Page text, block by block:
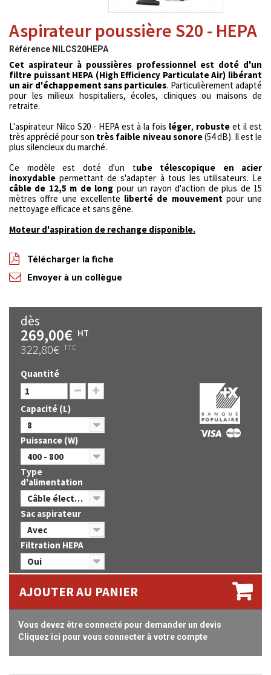
Aspirateur poussière S20 - HEPA
Référence NILCS20HEPA
Cet aspirateur à poussières professionnel est doté d'un
filtre puissant HEPA (High Efficiency Particulate Air) libérant
un air d'échappement sans particules. Particulièrement adapté
pour les milieux hospitaliers, écoles, cliniques ou maisons de
retraite.
L'aspirateur Nilco S20 - HEPA est à la fois léger, robuste et il est
très apprécié pour son très faible niveau sonore(54 dB). Il est le
plus silencieux du marché.
Ce modèle est doté d'un tube télescopique en acier
inoxydable permettant de s'adapter à tous les utilisateurs. Le
câble de 12,5 m de long pour un rayon d'action de plus de 15
mètres offre une excellente liberté de mouvementpour une
nettoyage efficace et sans gêne.
Moteur d'aspiration de rechange disponible.
Télécharger la fiche
Envoyer à un collègue
dès
269,00€ HT
322,80€ TTC
Quantité
Capacité (L)
8
Puissance (W)
400 - 800
Type
d'alimentation
Câble électrique
Sac aspirateur
Avec
Filtration HEPA
Oui
AJOUTER AU PANIER
Vous devez être connecté pour demander un devis
Cliquez ici pour vous connecter à votre compte